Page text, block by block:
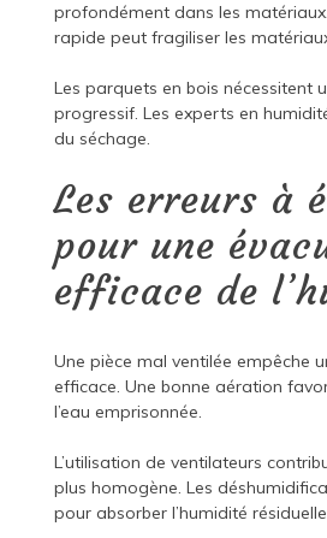
profondément dans les
rapide peut fragiliser les
Les parquets en bois nécessitent
progressif. Les experts en
du séchage.
Les erreurs à
pour une
efficace de
Une pièce mal ventilée empêche
efficace. Une bonne aération
l’eau emprisonnée.
L’utilisation de ventilateurs
plus homogène. Les
pour absorber l’humidité